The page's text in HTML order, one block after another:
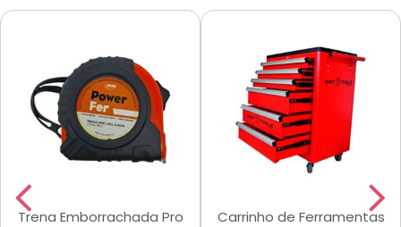
Trena Emborrachada Pro
Carrinho de Ferramentas